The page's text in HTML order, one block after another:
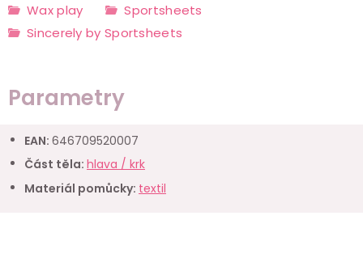
Wax play
Sportsheets
Sincerely by Sportsheets
Parametry
EAN: 646709520007
Část těla: hlava / krk
Materiál pomůcky: textil